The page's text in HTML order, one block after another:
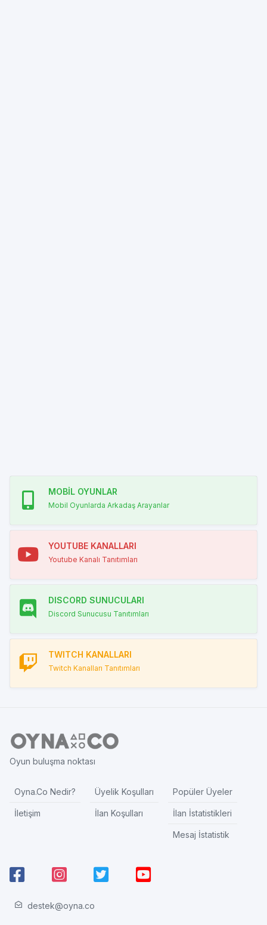
MOBİL OYUNLAR
Mobil Oyunlarda Arkadaş Arayanlar
YOUTUBE KANALLARI
Youtube Kanalı Tanıtımları
DISCORD SUNUCULARI
Discord Sunucusu Tanıtımları
TWITCH KANALLARI
Twitch Kanalları Tanıtımları
Oyun buluşma noktası
Oyna.Co Nedir?
İletişim
Üyelik Koşulları
İlan Koşulları
Popüler Üyeler
İlan İstatistikleri
Mesaj İstatistik
destek@oyna.co